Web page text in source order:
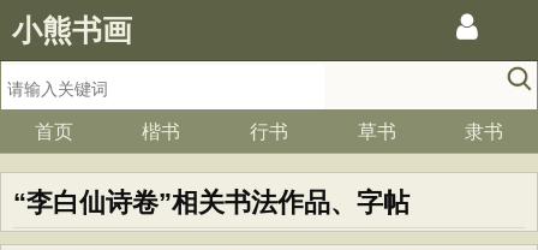
小熊书画
首页 楷书 行书 草书 隶书
“李白仙诗卷”相关书法作品、字帖